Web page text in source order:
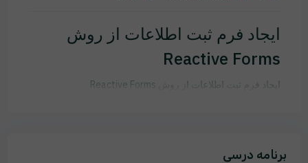
ایجاد فرم ثبت اطلاعات از روش
Reactive Forms
ایجاد فرم ثبت اطلاعات از روش Reactive Forms
برنامه درسی